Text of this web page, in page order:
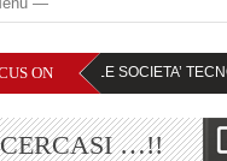
ON
SOCIETA’
…!!